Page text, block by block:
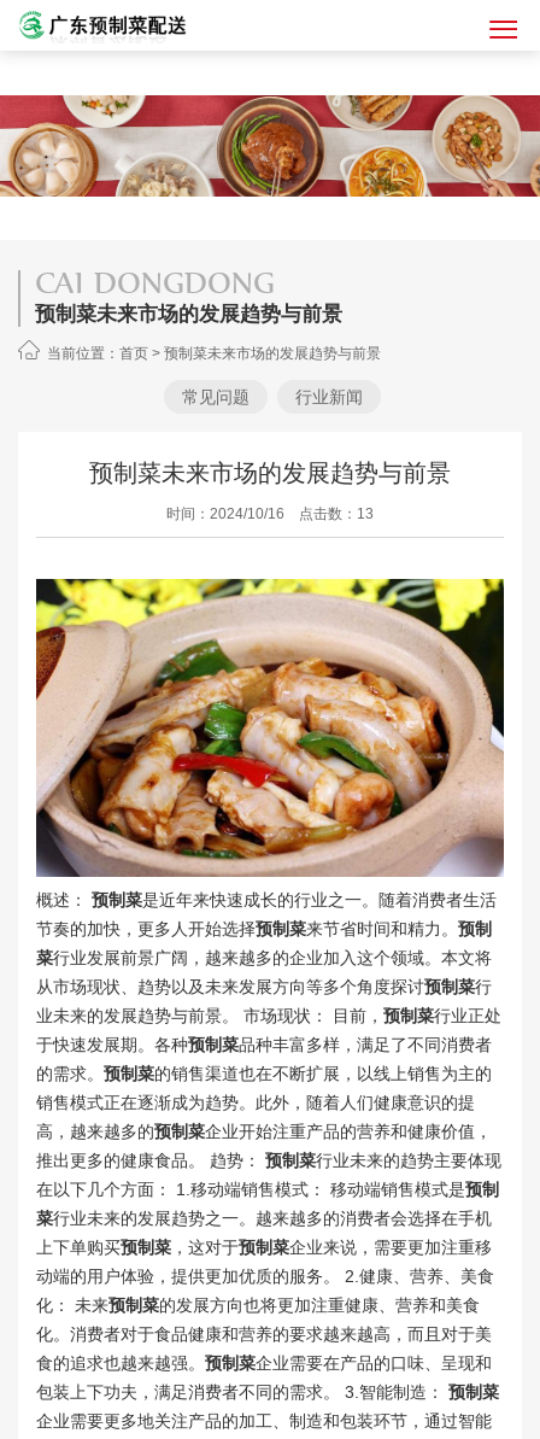
CAI DONGDONG
预制菜未来市场的发展趋势与前景
当前位置： 首页 > 预制菜未来市场的发展趋势与前景
常见问题 行业新闻
预制菜未来市场的发展趋势与前景
时间：2024/10/16 点击数：13
概述： 预制菜是近年来快速成长的行业之一。随着消费者生活
节奏的加快，更多人开始选择预制菜来节省时间和精力。 预制
菜行业发展前景广阔，越来越多的企业加入这个领域。本文将
从市场现状、趋势以及未来发展方向等多个角度探讨预制菜行
业未来的发展趋势与前景。 市场现状： 目前， 预制菜行业正处
于快速发展期。各种预制菜品种丰富多样，满足了不同消费者
的需求。 预制菜的销售渠道也在不断扩展，以线上销售为主的
销售模式正在逐渐成为趋势。此外，随着人们健康意识的提
高，越来越多的预制菜企业开始注重产品的营养和健康价值，
推出更多的健康食品。 趋势： 预制菜行业未来的趋势主要体现
在以下几个方面： 1.移动端销售模式： 移动端销售模式是预制
菜行业未来的发展趋势之一。越来越多的消费者会选择在手机
上下单购买预制菜 ，这对于预制菜企业来说，需要更加注重移
动端的用户体验，提供更加优质的服务。 2.健康、营养、美食
化： 未来预制菜的发展方向也将更加注重健康、营养和美食
化。消费者对于食品健康和营养的要求越来越高，而且对于美
食的追求也越来越强。 预制菜企业需要在产品的口味、呈现和
包装上下功夫，满足消费者不同的需求。 3.智能制造： 预制菜
企业需要更多地关注产品的加工、制造和包装环节，通过智能